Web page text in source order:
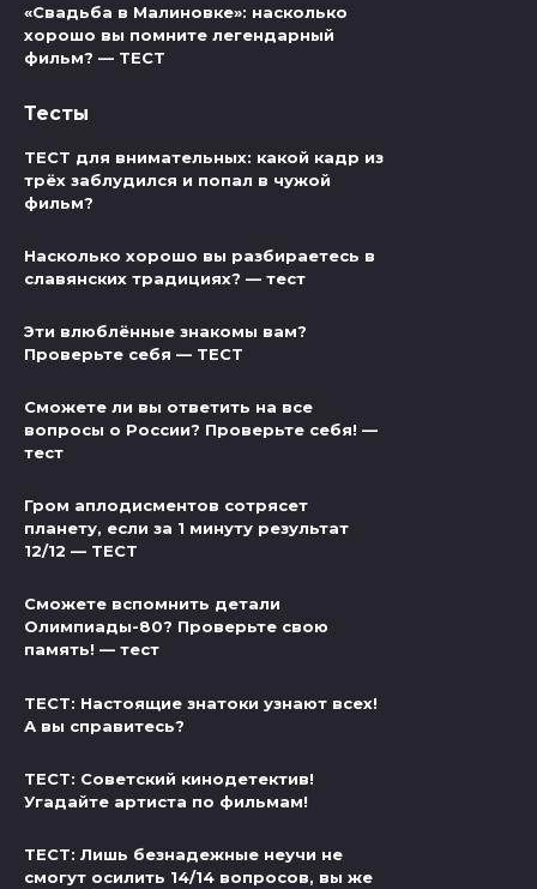
«Свадьба в Малиновке»: насколько
хорошо вы помните легендарный
фильм? — ТЕСТ
Тесты
ТЕСТ для внимательных: какой кадр из
трёх заблудился и попал в чужой
фильм?
Насколько хорошо вы разбираетесь в
славянских традициях? — тест
Эти влюблённые знакомы вам?
Проверьте себя — ТЕСТ
Сможете ли вы ответить на все
вопросы о России? Проверьте себя! —
тест
Гром аплодисментов сотрясет
планету, если за 1 минуту результат
12/12 — ТЕСТ
Сможете вспомнить детали
Олимпиады-80? Проверьте свою
память! — тест
ТЕСТ: Настоящие знатоки узнают всех!
А вы справитесь?
ТЕСТ: Советский кинодетектив!
Угадайте артиста по фильмам!
ТЕСТ: Лишь безнадежные неучи не
смогут осилить 14/14 вопросов, вы же